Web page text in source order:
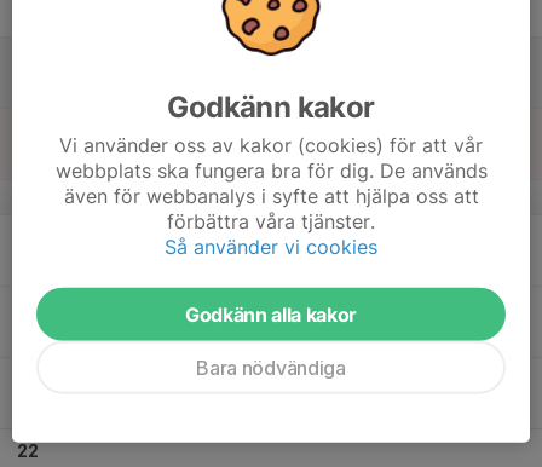
v.43
20
22
Godkänn kakor
Vi använder oss av kakor (cookies) för att vår
webbplats ska fungera bra för dig. De används
även för webbanalys i syfte att hjälpa oss att
förbättra våra tjänster.
Så använder vi cookies
Godkänn alla kakor
Bara nödvändiga